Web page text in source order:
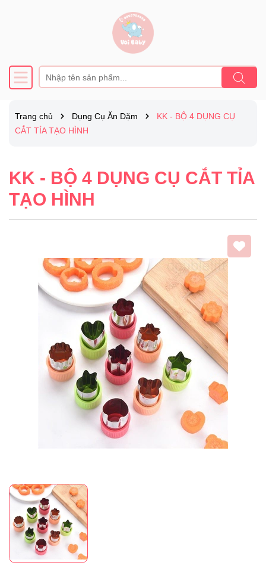
Trang chủ Dụng Cụ Ăn Dặm
KK - BỘ 4 DỤNG CỤ
CẮT TỈA TẠO HÌNH
KK - BỘ 4 DỤNG CỤ CẮT TỈA
TẠO HÌNH
Mã giảm giá: